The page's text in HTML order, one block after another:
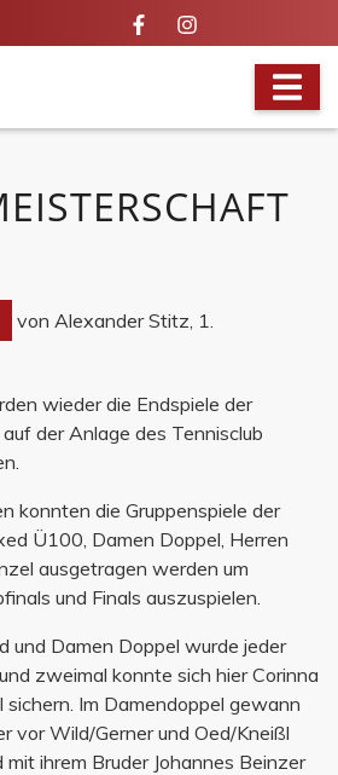
von Alexander Stitz, 1.
wieder die Endspiele der
der Anlage des Tennisclub
konnten die Gruppenspiele der
Ü100, Damen Doppel, Herren
ausgetragen werden um
und Finals auszuspielen.
und Damen Doppel wurde jeder
zweimal konnte sich hier Corinna
Im Damendoppel gewann
vor Wild/Gerner und Oed/Kneißl
ihrem Bruder Johannes Beinzer